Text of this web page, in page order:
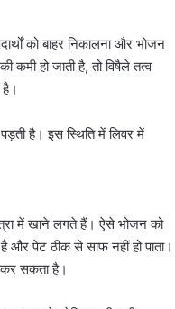
को बाहर निकालना और भोजन
कमी हो जाती है, तो विषैले तत्व
है। इस स्थिति में लिवर में
में खाने लगते हैं। ऐसे भोजन को
है और पेट ठीक से साफ नहीं हो पाता।
कर सकता है।